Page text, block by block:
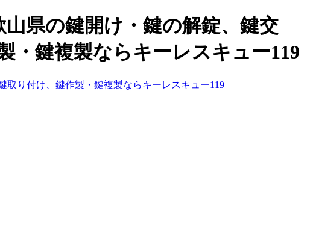
県の鍵開け・鍵の解錠、鍵交
・鍵複製ならキーレスキュー119
取り付け、鍵作製・鍵複製ならキーレスキュー119